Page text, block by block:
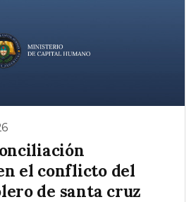
el conflicto del
de santa cruz